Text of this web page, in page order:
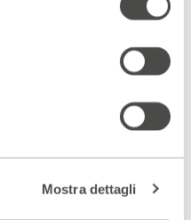
Mostra dettagli